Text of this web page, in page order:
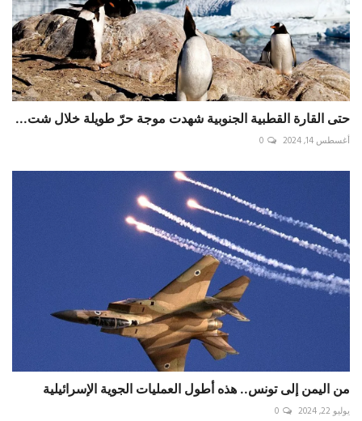
حتى القارة القطبية الجنوبية شهدت موجة حرّ طويلة خلال شت...
أغسطس 14, 2024 0
من اليمن إلى تونس.. هذه أطول العمليات الجوية الإسرائيلية
يوليو 22, 2024 0